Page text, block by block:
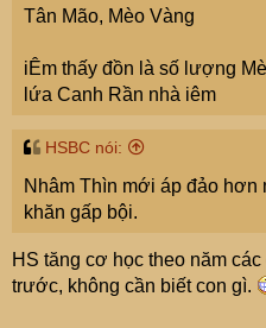
Tân Mão, Mèo Vàng
iÊm thấy đồn là số lượng
lứa Canh Rần nhà iêm
HSBC nói:
Nhâm Thìn mới áp đảo
khăn gấp bội.
HS tăng cơ học theo năm
trước, không cần biết con gì.